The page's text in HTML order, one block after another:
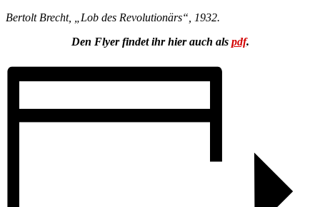
Bertolt Brecht, „Lob des Revolutionärs“, 1932.
Den Flyer findet ihr hier auch als pdf.